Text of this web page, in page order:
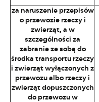
za naruszenie przepisów
o przewozie rzeczy i
zwierząt, a w
szczególności za
zabranie ze sobą do
środka transportu rzeczy
i zwierząt wyłączonych z
przewozu albo rzeczy i
zwierząt dopuszczonych
do przewozu w